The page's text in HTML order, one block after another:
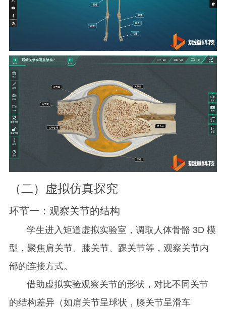
（二）虚拟仿真探究
环节一：观察关节的结构
学生进入矩道虚拟实验室，调取人体骨骼 3D 模
型，聚焦肩关节、膝关节、踝关节等，观察关节内
部的连接方式。
借助虚拟实验观察关节的形状，对比不同关节
的结构差异（如肩关节呈球状，膝关节呈滑车